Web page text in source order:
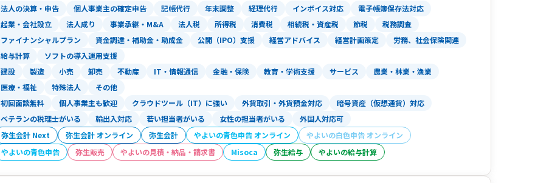
法人の決算・申告 個人事業主の確定申告 記帳代行 年末調整 経理代行 インボイス対応
電子帳簿保存法対応
起業・会社設立
法人成り 事業承継・M&A 法人税 所得税 消費税 相続税・資産税 節税
税務調査
ファイナンシャルプラン
資金調達・補助金・助成金 公開（IPO）支援 経営アドバイス 経営計画策定
労務、社会保険関連
給与計算
ソフトの導入運用支援
建設 製造 小売 卸売 不動産 IT・情報通信 金融・保険 教育・学術支援 サービス
農業・林業・漁業
医療・福祉
特殊法人 その他
初回面談無料 個人事業主も歓迎 クラウドツール（IT）に強い 外貨取引・外貨預金対応
暗号資産（仮想通貨）対応
ベテランの税理士がいる
輸出入対応 若い担当者がいる 女性の担当者がいる 外国人対応可
弥生会計 Next 弥生会計 オンライン 弥生会計 やよいの青色申告 オンライン
やよいの白色申告 オンライン
やよいの青色申告
弥生販売 やよいの見積・納品・請求書 Misoca 弥生給与 やよいの給与計算